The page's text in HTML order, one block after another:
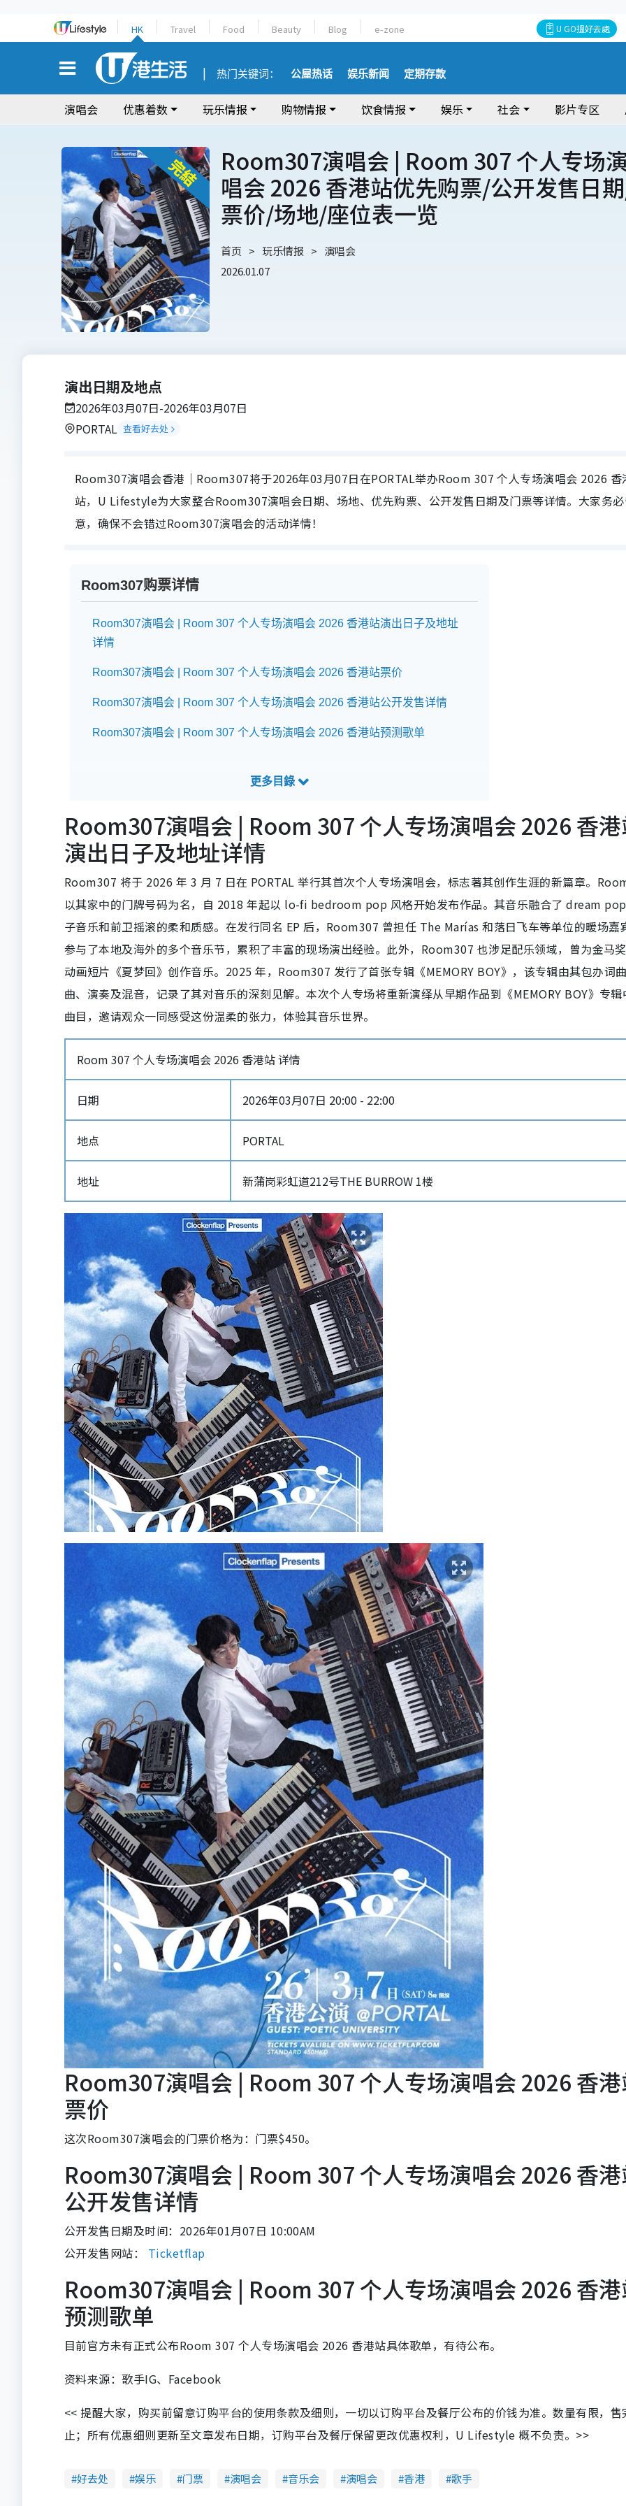
HK Travel Food Beauty Blog e-zone U GO搵好去處
热门关键词： 公屋热话 娱乐新闻 定期存款
演唱会 优惠着数 玩乐情报 购物情报 饮食情报 娱乐 社会 影片专区
Room307演唱会 | Room 307 个人专场演
唱会 2026 香港站优先购票/公开发售日
票价/场地/座位表一览
首页 玩乐情报
演唱会
2026.01.07
演出日期及地点
2026年03月07日-2026年03月07日
PORTAL 查看好去处
Room307演唱会香港｜Room307将于2026年03月07日在PORTAL举办Room 307 个人专场演唱会 2026 香
站，U Lifestyle为大家整合Room307演唱会日期、场地、优先购票、公开发售日期及门票等详情。大家务
意，确保不会错过Room307演唱会的活动详情！
Room307购票详情
Room307演唱会 | Room 307 个人专场演唱会 2026 香港站演出日子及地址
详情
Room307演唱会 | Room 307 个人专场演唱会 2026 香港站票价
Room307演唱会 | Room 307 个人专场演唱会 2026 香港站公开发售详情
Room307演唱会 | Room 307 个人专场演唱会 2026 香港站预测歌单
Room307演唱会 | Room 307 个人专场演唱会 2026 香
演出日子及地址详情
Room307 将于 2026 年 3 月 7 日在 PORTAL 举行其首次个人专场演唱会，标志著其创作生涯的新篇章。
以其家中的门牌号码为名，自 2018 年起以 lo-fi bedroom pop 风格开始发布作品。其音乐融合了 dream
子音乐和前卫摇滚的柔和质感。在发行同名 EP 后，Room307 曾担任 The Marías 和落日飞车等单位的暖场嘉
参与了本地及海外的多个音乐节，累积了丰富的现场演出经验。此外，Room307 也涉足配乐领域，曾为金马
动画短片《夏梦回》创作音乐。2025 年，Room307 发行了首张专辑《MEMORY BOY》，该专辑由其包办词
曲、演奏及混音，记录了其对音乐的深刻见解。本次个人专场将重新演绎从早期作品到《MEMORY BOY》专辑
曲目，邀请观众一同感受这份温柔的张力，体验其音乐世界。
Room 307 个人专场演唱会 2026 香港站 详情
日期 2026年03月07日 20:00 - 22:00
地点 PORTAL
地址 新蒲岗彩虹道212号THE BURROW 1楼
Room307演唱会 | Room 307 个人专场演唱会 2026 香
票价
这次Room307演唱会的门票价格为：门票$450。
Room307演唱会 | Room 307 个人专场演唱会 2026 香
公开发售详情
公开发售日期及时间：2026年01月07日 10:00AM
公开发售网站： Ticketflap
Room307演唱会 | Room 307 个人专场演唱会 2026 香
预测歌单
目前官方未有正式公布Room 307 个人专场演唱会 2026 香港站具体歌单，有待公布。
资料来源：歌手IG、Facebook
<< 提醒大家，购买前留意订购平台的使用条款及细则，一切以订购平台及餐厅公布的价钱为准。数量有限，售
止；所有优惠细则更新至文章发布日期，订购平台及餐厅保留更改优惠权利，U Lifestyle 概不负责。>>
好去处 娱乐 门票 演唱会 音乐会 演唱会 香港 歌手